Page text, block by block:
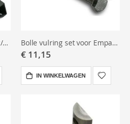
Empacher vleugelrigger (R/C), bevestigingsprofiel, 25mm Bolle vulring set voor Empacher S/V/X rigger
€ 11,15
IN WINKELWAGEN